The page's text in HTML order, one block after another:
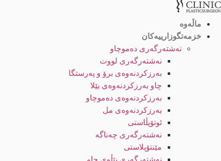
ماڵەوە
خزمەتگوزارییەکان
نەشتەرگەری دەموچاو
نەشتەرگەری لووت
بەرزکردنەوەی برۆ و پەرستگا
چاو بەرزکردنەوەی بێلا
بەرزکردنەوەی دەموچاو
بەرزکردنەوەی مل
ئوتۆپڵاستی
نەشتەرگەری چەناگە
مێنتۆپلاستی
نەشتەرگەری پێڵوی چاو